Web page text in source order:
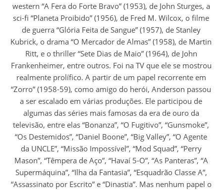
western “A Fera do Forte Bravo” (1953), de John Sturges, a
sci-fi “Planeta Proibido” (1956), de Fred M. Wilcox, o filme
de guerra “Glória Feita de Sangue” (1957), de Stanley
Kubrick, o drama “O Mercador de Almas” (1958), de Martin
Ritt, e o thriller “Sete Dias de Maio” (1964), de John
Frankenheimer, entre outros. Foi na TV que ele se mostrou
realmente prolífico. A partir de um papel recorrente em
“Zorro” (1958-59), como amigo do herói, Anderson passou
a ser escalado em várias produções. Ele participou de
algumas das séries mais famosas da era de ouro da
televisão, entre elas “Bonanza”, “O Fugitivo”, “Gunsmoke”,
“Os Destemidos”, “Daniel Boone”, “Big Valley”, “O Agente
da UNCLE”, “Missão Impossível”, “Mod Squad”, “Perry
Mason”, “Têmpera de Aço”, “Havaí 5-O”, “As Panteras”, “A
Supermáquina”, “Ilha da Fantasia”, “Esquadrão Classe A”,
“Assassinato por Escrito” e “Dinastia”. Mas nenhum papel o